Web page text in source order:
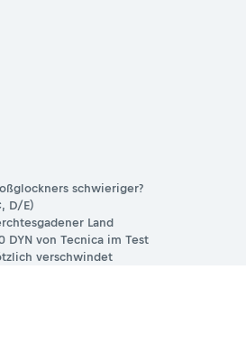
schwieriger?
D/E)
Land
von Tecnica im Test
verschwindet